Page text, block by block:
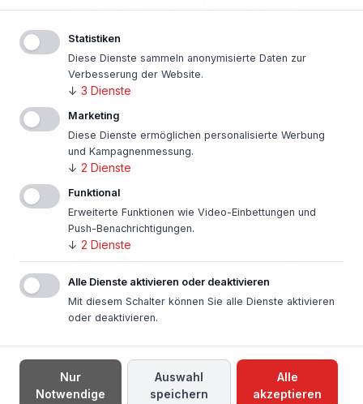
Nächstes?
Finanzierungsangebot einholen!
500 Banken im Vergleich
Persönlicher Ansprechpartner vor Ort
In nur einer Minute!
Statistiken
Diese Dienste sammeln anonymisierte Daten zur
Verbesserung der Website.
↓ 3 Dienste
Marketing
Diese Dienste ermöglichen personalisierte Werbung
und Kampagnenmessung.
↓ 2 Dienste
Funktional
Erweiterte Funktionen wie Video-Einbettungen und
Push-Benachrichtigungen.
↓ 2 Dienste
Alle Dienste aktivieren oder deaktivieren
Mit diesem Schalter können Sie alle Dienste aktivieren
oder deaktivieren.
Nur
Notwendige
Auswahl
speichern
Alle
akzeptieren